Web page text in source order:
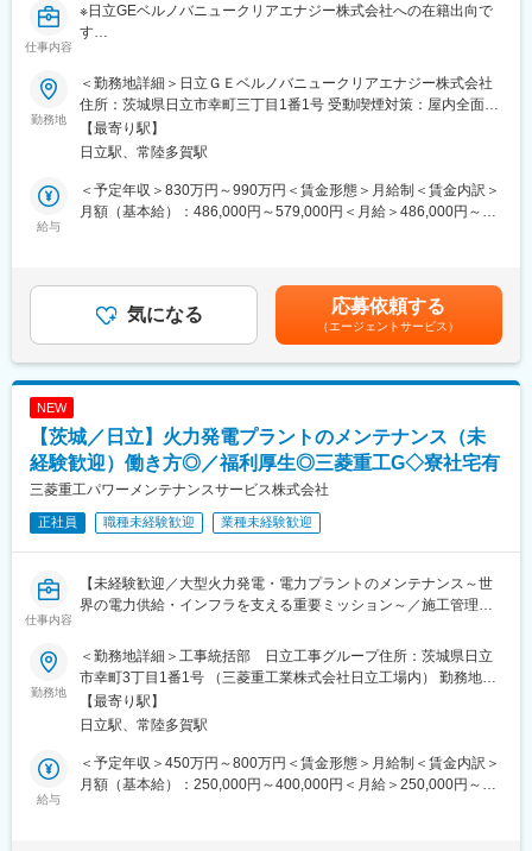
■組織
・20代～60代の幅広い年齢層
■組織メンバー
・新しいことに挑戦するチャレンジ精神を持っている方が多い
・福島第一原子力発電所の廃止措置の達成による福島復興や、廃
炉が決定した原子力発電所の安全／早期解体による日本の原子力
政策への貢献に使命感を持っている方が多い
■働き方
・週1～2日程度の在宅勤務、フレックス勤務制度、育休制度を活
・企業名：日立GEベルノバニュークリアエナジー株式会社
イクル関連施設およびその他関連製品の設計、製造、販売、据付
変更の範囲：会社の定める業務
仕事内容
※日立GEベルノバニュークリアエナジー株式会社への在籍出向で
す
原子力事業の統括的なプロジェクト計画及びプロジェクト管理を
担っています。社員約30名のチームにて原子力プロジェクト計画
の立案、管理プロセスのイノベーションを図っています。カーボ
ンニュートラルを背景に急伸する原子力事業において、原子力プ
ラント設計・建設に関わるプロジェクト計画及び管理業務をリー
ドし、顧客及びステークホルダーとの円滑なコミュニケーション
を担っています。
【職務概要】
ルダーとの調整・連携・交渉を通じ、プロジェクト成功に向けた
プロジェクト管理、プロジェクトリスク低減への実務を主導いた
だきます。
ど、プロジェクトを横断した戦略的な企画
・コスト・リスクなどを含めたプロジェクト全体を俯瞰的に管理
する上でのプロジェクトを横断した企画・管理
■DX（デリバラブル管理）
・調達品（購入品、内作品、社給品等）のリスト整備、計画と実
・図書（社外・社内インターフェース・工事用図面等）のリスト
整備、発行調整会での進捗・実績管理
ータの見える化や分析、データ間インターフェースのDX化など、
データマネジメント全般対応
【働く環境】
・配属組織は約15名程度のプロジェクト企画及び管理部門、30代
前半から50代前半までさまざまな年齢層の構成メンバーです。
・日立事業所での勤務が主体となりますが、原子力プロジェクト
の現地や電力事業者への出張等があります。在宅勤務は、一部可
勤務地
＜勤務地詳細＞日立ＧＥベルノバニュークリアエナジー株式会社
住所：茨城県日立市幸町三丁目1番1号 受動喫煙対策：屋内全面禁
煙変更の範囲：勤務地補足欄に記載
【最寄り駅】
日立駅、常陸多賀駅
給与
＜予定年収＞830万円～990万円＜賃金形態＞月給制＜賃金内訳＞
月額（基本給）：486,000円～579,000円＜月給＞486,000円～
額であり、選考を通じて上下する可能性があります。月給(月額)は
固定手当を含めた表記です。
気になる 応募依頼する
（エージェントサービス）
NEW
【茨城／日立】火力発電プラントのメンテナンス（未
経験歓迎）働き方◎／福利厚生◎三菱重工G◇寮社宅有
三菱重工パワーメンテナンスサービス株式会社
正社員 職種未経験歓迎 業種未経験歓迎
仕事内容
【未経験歓迎／大型火力発電・電力プラントのメンテナンス～世
界の電力供給・インフラを支える重要ミッション～／施工管理技
当も別途支給】
■業務内容：
・三菱重工の発電プラントのメンテナンス業務・一部管理業務を
手掛けます。
＜具体的には＞
（1）タービン設備のメンテナンス・改修工事の現場代理人業務
勤務地
＜勤務地詳細＞工事統括部 日立工事グループ住所：茨城県日立
市幸町3丁目1番1号 （三菱重工業株式会社日立工場内） 勤務地最
寄駅：JR常磐線線／日立駅受動喫煙対策：敷地内喫煙可能場所あ
り変更の範囲：会社の定める事業所
【最寄り駅】
日立駅、常陸多賀駅
給与
＜予定年収＞450万円～800万円＜賃金形態＞月給制＜賃金内訳＞
月額（基本給）：250,000円～400,000円＜月給＞250,000円～